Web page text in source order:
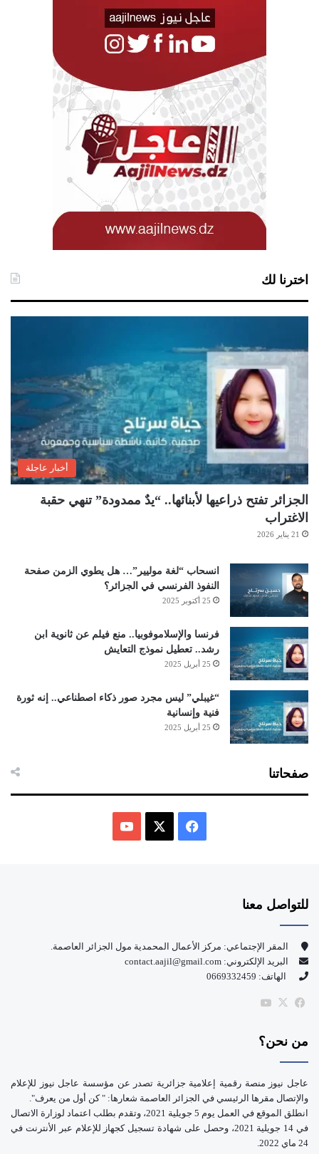
اخترنا لك
أخبار عاجلة
الجزائر تفتح ذراعيها لأبنائها.. “يدٌ ممدودة” تنهي حقبة
الاغتراب
21 يناير 2026
انسحاب “لغة موليير”… هل يطوي الزمن صفحة
النفوذ الفرنسي في الجزائر؟
25 أكتوبر 2025
فرنسا والإسلاموفوبيا.. منع فيلم عن ثانوية ابن
رشد.. تعطيل نموذج التعايش
25 أبريل 2025
“غيبلي” ليس مجرد صور ذكاء اصطناعي.. إنه ثورة
فنية وإنسانية
25 أبريل 2025
صفحاتنا
و
ك
للتواصل معنا
المقر الإجتماعي: مركز الأعمال المحمدية مول الجزائر العاصمة.
البريد الإلكتروني: contact.aajil@gmail.com
الهاتف: 0669332459
فيسبوك
‫X
من نحن؟
عاجل نيوز منصة رقمية إعلامية جزائرية تصدر عن مؤسسة عاجل نيوز للإعلام
والإتصال مقرها الرئيسي في الجزائر العاصمة شعارها: " كن أول من يعرف".
انطلق الموقع في العمل يوم 5 جويلية 2021، وتقدم بطلب اعتماد لوزارة الاتصال
في 14 جويلية 2021، وحصل على شهادة تسجيل كجهاز للإعلام عبر الأنترنت في
24 ماي 2022.